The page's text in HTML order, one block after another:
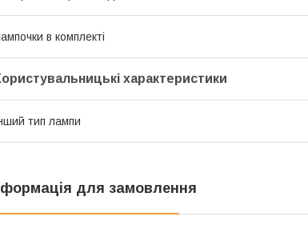
в комплекті
характеристики
тип лампи
для замовлення